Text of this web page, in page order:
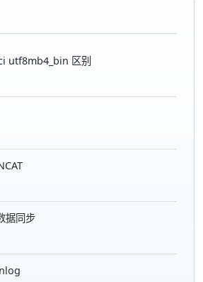
utf8mb4_bin 区别
据同步